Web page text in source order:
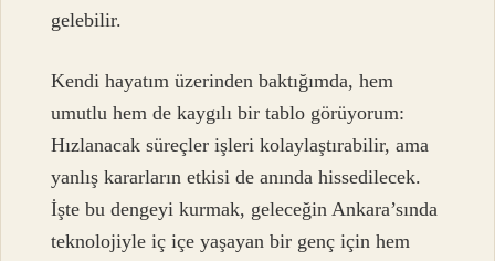
gelebilir.
Kendi hayatım üzerinden baktığımda, hem
umutlu hem de kaygılı bir tablo görüyorum:
Hızlanacak süreçler işleri kolaylaştırabilir, ama
yanlış kararların etkisi de anında hissedilecek.
İşte bu dengeyi kurmak, geleceğin Ankara’sında
teknolojiyle iç içe yaşayan bir genç için hem